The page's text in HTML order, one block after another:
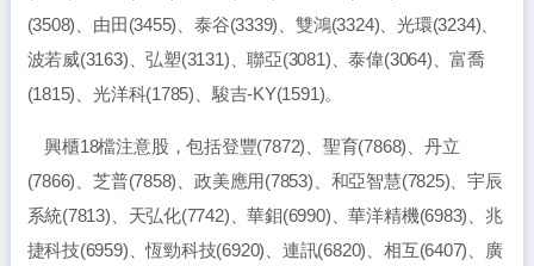
(3508)、由田(3455)、泰谷(3339)、雙鴻(3324)、光環(3234)、
波若威(3163)、弘塑(3131)、聯亞(3081)、泰偉(3064)、富喬
(1815)、光洋科(1785)、駿吉-KY(1591)。
興櫃18檔注意股，包括登豐(7872)、聖育(7868)、丹立
(7866)、芝普(7858)、政美應用(7853)、和亞智慧(7825)、宇辰
系統(7813)、天弘化(7742)、華鉬(6990)、華洋精機(6983)、兆
捷科技(6959)、恆勁科技(6920)、連訊(6820)、相互(6407)、廣